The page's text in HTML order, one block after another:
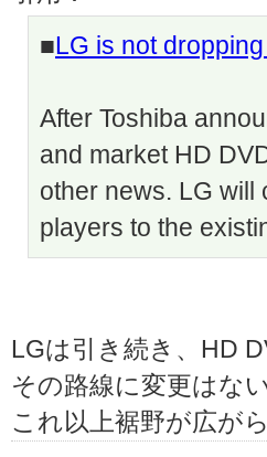
■LG is not
After Toshiba
and market HD
other news. LG will
players to the
LGは引き続き、HD
その路線に変更はない
これ以上裾野が広が